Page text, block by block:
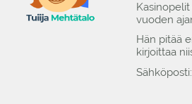
vuoden
Hän pitää
kirjoittaa